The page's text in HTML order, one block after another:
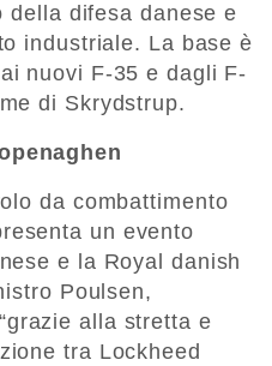
della difesa danese e
industriale. La base è
nuovi F-35 e dagli F-
di Skrydstrup.
da combattimento
un evento
e la Royal danish
Poulsen,
alla stretta e
tra Lockheed